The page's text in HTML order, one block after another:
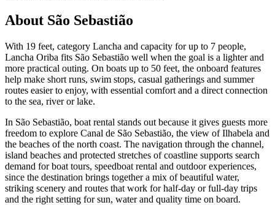
About São Sebastião
With 19 feet, category Lancha and capacity for up to 7 people,
Lancha Oriba fits São Sebastião well when the goal is a lighter and
more practical outing. On boats up to 50 feet, the onboard features
help make short runs, swim stops, casual gatherings and summer
routes easier to enjoy, with essential comfort and a direct connection
to the sea, river or lake.
In São Sebastião, boat rental stands out because it gives guests more
freedom to explore Canal de São Sebastião, the view of Ilhabela and
the beaches of the north coast. The navigation through the channel,
island beaches and protected stretches of coastline supports search
demand for boat tours, speedboat rental and outdoor experiences,
since the destination brings together a mix of beautiful water,
striking scenery and routes that work for half-day or full-day trips
and the right setting for sun, water and quality time on board.